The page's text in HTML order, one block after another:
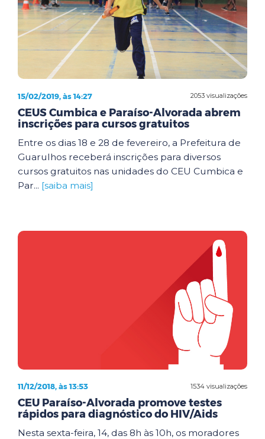
2053 visualizações
15/02/2019, às 14:27
CEUS Cumbica e Paraíso-Alvorada abrem
inscrições para cursos gratuitos
Entre os dias 18 e 28 de fevereiro, a Prefeitura de
Guarulhos receberá inscrições para diversos
cursos gratuitos nas unidades do CEU Cumbica e
Par... [saiba mais]
1534 visualizações
11/12/2018, às 13:53
CEU Paraíso-Alvorada promove testes
rápidos para diagnóstico do HIV/Aids
Nesta sexta-feira, 14, das 8h às 10h, os moradores